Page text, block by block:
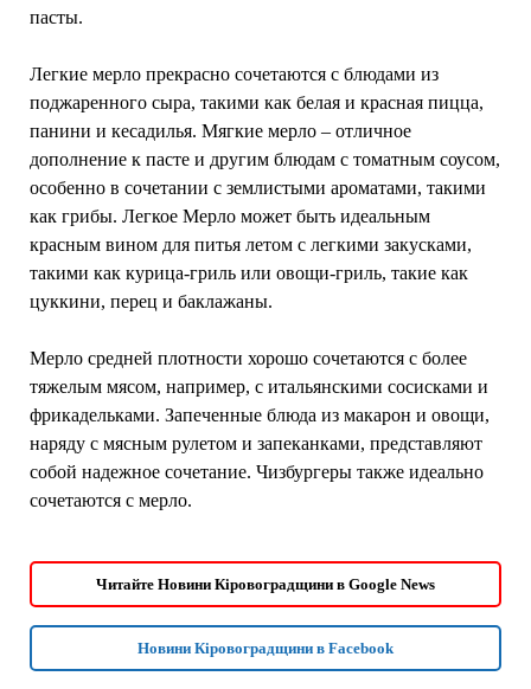
пасты.
Легкие мерло прекрасно сочетаются с блюдами из
поджаренного сыра, такими как белая и красная пицца,
панини и кесадилья. Мягкие мерло – отличное
дополнение к пасте и другим блюдам с томатным соусом,
особенно в сочетании с землистыми ароматами, такими
как грибы. Легкое Мерло может быть идеальным
красным вином для питья летом с легкими закусками,
такими как курица-гриль или овощи-гриль, такие как
цуккини, перец и баклажаны.
Мерло средней плотности хорошо сочетаются с более
тяжелым мясом, например, с итальянскими сосисками и
фрикадельками. Запеченные блюда из макарон и овощи,
наряду с мясным рулетом и запеканками, представляют
собой надежное сочетание. Чизбургеры также идеально
сочетаются с мерло.
Читайте Новини Кіровоградщини в Google News
Новини Кіровоградщини в Facebook